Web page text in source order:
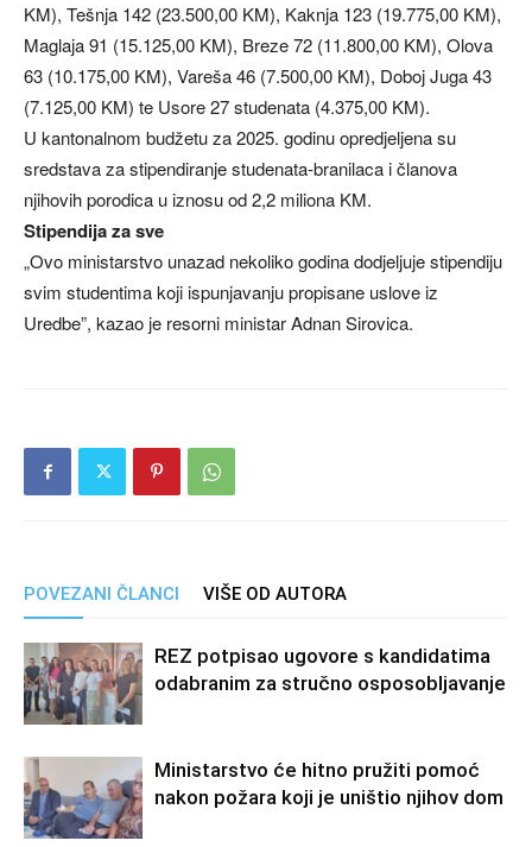
KM), Tešnja 142 (23.500,00 KM), Kaknja 123 (19.775,00 KM),
Maglaja 91 (15.125,00 KM), Breze 72 (11.800,00 KM), Olova
63 (10.175,00 KM), Vareša 46 (7.500,00 KM), Doboj Juga 43
(7.125,00 KM) te Usore 27 studenata (4.375,00 KM).
U kantonalnom budžetu za 2025. godinu opredjeljena su
sredstava za stipendiranje studenata-branilaca i članova
njihovih porodica u iznosu od 2,2 miliona KM.
Stipendija za sve
„Ovo ministarstvo unazad nekoliko godina dodjeljuje stipendiju
svim studentima koji ispunjavanju propisane uslove iz
Uredbe”, kazao je resorni ministar Adnan Sirovica.
POVEZANI ČLANCI VIŠE OD AUTORA
REZ potpisao ugovore s kandidatima
odabranim za stručno osposobljavanje
Ministarstvo će hitno pružiti pomoć
nakon požara koji je uništio njihov dom